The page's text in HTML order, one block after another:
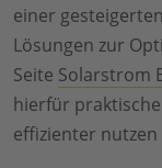
einer
Lösungen zur
Seite Solarstrom
hierfür
effizienter nutzen